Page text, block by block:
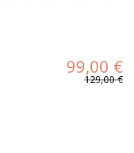
99,00 €
129,00 €